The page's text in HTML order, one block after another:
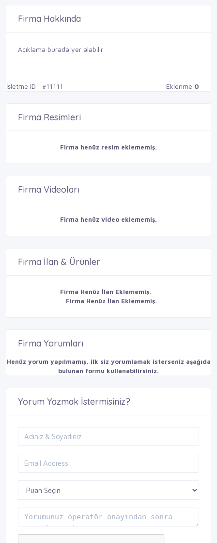
Firma Hakkında
Açıklama burada yer alabilir
İşletme ID : #11111 Eklenme 0
Firma Resimleri
Firma henüz resim eklememiş.
Firma Videoları
Firma henüz video eklememiş.
Firma İlan & Ürünler
Firma Henüz İlan Eklememiş.
Firma Henüz İlan Eklememiş.
Firma Yorumları
Henüz yorum yapılmamış, ilk siz yorumlamak isterseniz aşağıda
bulunan formu kullanabilirsiniz.
Yorum Yazmak İstermisiniz?